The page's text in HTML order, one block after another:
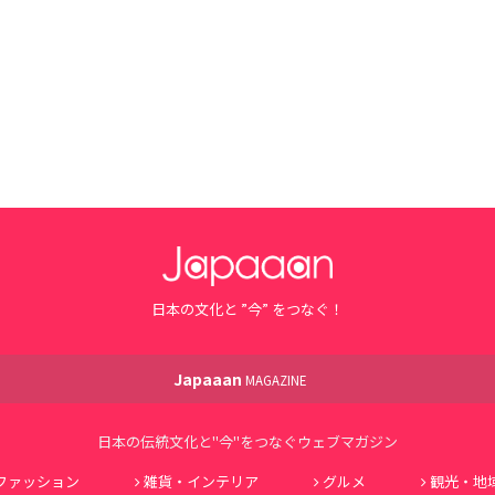
日本の文化と ”今” をつなぐ！
Japaaan MAGAZINE
日本の伝統文化と"今"をつなぐウェブマガジン
ァッション 雑貨・インテリア グルメ 観光・地